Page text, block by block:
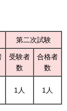
第二次試験
受験者
数
合格者
数
1人 1人